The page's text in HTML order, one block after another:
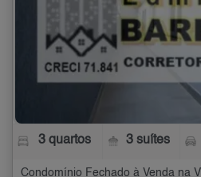
3 quartos 3 suítes